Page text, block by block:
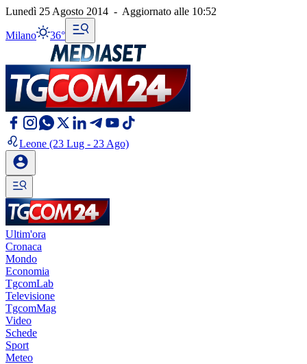
Lunedì 25 Agosto 2014 - Aggiornato alle 10:52
Milano 36°
Leone (23 Lug - 23 Ago)
Ultim'ora
Cronaca
Mondo
Economia
TgcomLab
Televisione
TgcomMag
Video
Schede
Sport
Meteo